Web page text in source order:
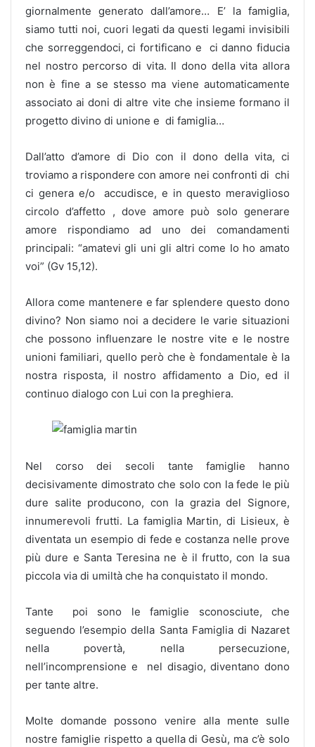
giornalmente generato dall’amore… E’ la famiglia,
siamo tutti noi, cuori legati da questi legami invisibili
che sorreggendoci, ci fortificano e ci danno fiducia
nel nostro percorso di vita. Il dono della vita allora
non è fine a se stesso ma viene automaticamente
associato ai doni di altre vite che insieme formano il
progetto divino di unione e di famiglia…
Dall’atto d’amore di Dio con il dono della vita, ci
troviamo a rispondere con amore nei confronti di chi
ci genera e/o accudisce, e in questo meraviglioso
circolo d’affetto , dove amore può solo generare
amore rispondiamo ad uno dei comandamenti
principali: “amatevi gli uni gli altri come Io ho amato
voi” (Gv 15,12).
Allora come mantenere e far splendere questo dono
divino? Non siamo noi a decidere le varie situazioni
che possono influenzare le nostre vite e le nostre
unioni familiari, quello però che è fondamentale è la
nostra risposta, il nostro affidamento a Dio, ed il
continuo dialogo con Lui con la preghiera.
Nel corso dei secoli tante famiglie hanno
decisivamente dimostrato che solo con la fede le più
dure salite producono, con la grazia del Signore,
innumerevoli frutti. La famiglia Martin, di Lisieux, è
diventata un esempio di fede e costanza nelle prove
più dure e Santa Teresina ne è il frutto, con la sua
piccola via di umiltà che ha conquistato il mondo.
Tante poi sono le famiglie sconosciute, che
seguendo l’esempio della Santa Famiglia di Nazaret
nella povertà, nella persecuzione,
nell’incomprensione e nel disagio, diventano dono
per tante altre.
Molte domande possono venire alla mente sulle
nostre famiglie rispetto a quella di Gesù, ma c’è solo